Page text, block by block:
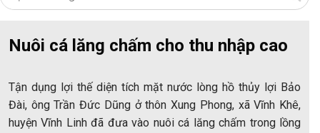
Nuôi cá lăng chấm cho thu nhập cao
Tận dụng lợi thế diện tích mặt nước lòng hồ thủy lợi Bảo
Đài, ông Trần Đức Dũng ở thôn Xung Phong, xã Vĩnh Khê,
huyện Vĩnh Linh đã đưa vào nuôi cá lăng chấm trong lồng